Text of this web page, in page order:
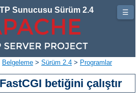
Sunucusu Sürüm 2.4
Belgeleme > Sürüm 2.4 > Programlar
betiğini çalıştır
☰